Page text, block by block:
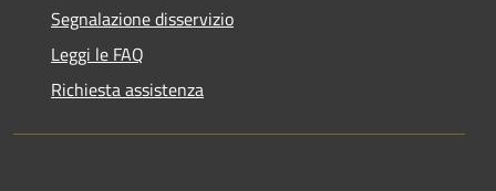
Segnalazione disservizio
Leggi le FAQ
Richiesta assistenza